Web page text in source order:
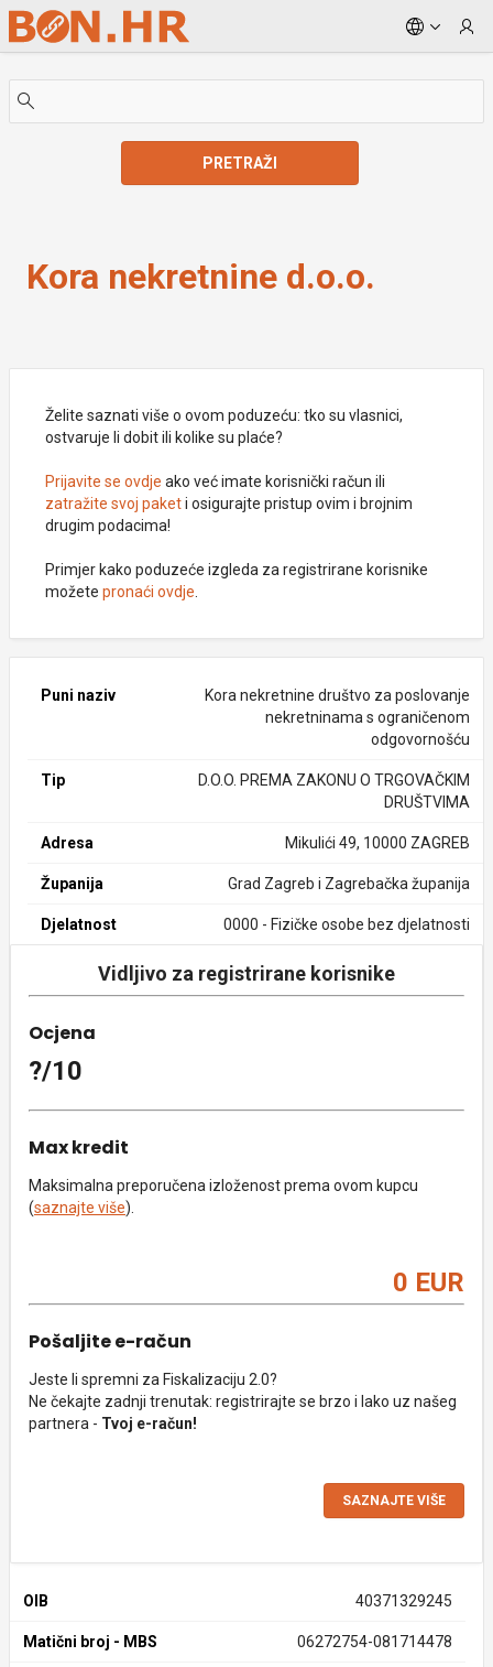
Skip to Main Content
PRETRAŽI
Kora nekretnine d.o.o.
Želite saznati više o ovom poduzeću: tko su vlasnici,
ostvaruje li dobit ili kolike su plaće?
Prijavite se ovdje ako već imate korisnički račun ili
zatražite svoj paketi osigurajte pristup ovim i brojnim
drugim podacima!
Primjer kako poduzeće izgleda za registrirane korisnike
možete pronaći ovdje
Puni naziv
Kora nekretnine društvo za poslovanje
nekretninama s ograničenom
odgovornošću
Tip
D.O.O. PREMA ZAKONU O TRGOVAČKIM
DRUŠTVIMA
Adresa Mikulići 49, 10000 ZAGREB
Županija Grad Zagreb i Zagrebačka županija
Djelatnost 0000 - Fizičke osobe bez djelatnosti
Vidljivo za registrirane korisnike
Ocjena
?/10
Max kredit
Maksimalna preporučena izloženost prema ovom kupcu
(saznajte više).
0 EUR
Pošaljite e-račun
Jeste li spremni za Fiskalizaciju 2.0?
Ne čekajte zadnji trenutak: registrirajte se brzo i lako uz našeg
partnera - Tvoj e-račun!
SAZNAJTE VIŠE
OIB 40371329245
Matični broj - MBS 06272754-081714478